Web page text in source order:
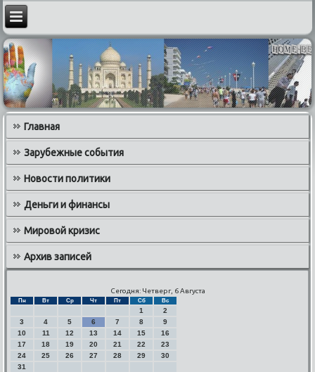
Главная
Зарубежные события
Новости политики
Деньги и финансы
Мировой кризис
Архив записей
Сегодня: Четверг, 6 Августа
Пн Вт Ср Чт Пт Сб Вс
1
2
3
4 5 6 7 8
9
10
11 12 13 14 15
16
17
18 19 20 21 22
23
24
25 26 27 28 29
30
31